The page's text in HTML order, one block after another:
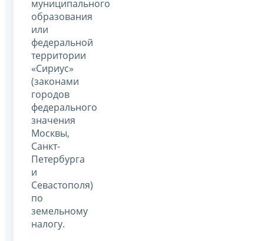
муниципального
образования
или
федеральной
территории
«Сириус»
(законами
городов
федерального
значения
Москвы,
Санкт-
Петербурга
и
Севастополя)
по
земельному
налогу.